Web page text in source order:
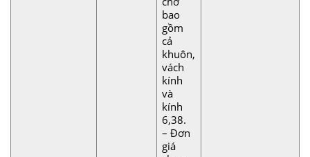
bao
gồm
cả
khuôn,
vách
kính
và
kính
6,38.
– Đơn
giá